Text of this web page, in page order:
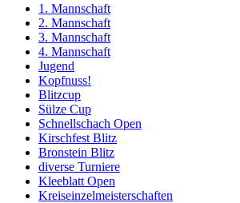
1. Mannschaft
2. Mannschaft
3. Mannschaft
4. Mannschaft
Jugend
Kopfnuss!
Blitzcup
Sülze Cup
Schnellschach Open
Kirschfest Blitz
Bronstein Blitz
diverse Turniere
Kleeblatt Open
Kreiseinzelmeisterschaften